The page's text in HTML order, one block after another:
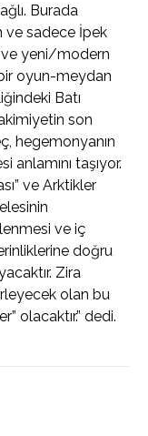
Burada
ve sadece İpek
ve yeni/modern
oyun-meydan
Batı
son
hegemonyanın
anlamını taşıyor.
ve Arktikler
ve iç
doğru
Zira
olan bu
olacaktır.” dedi.